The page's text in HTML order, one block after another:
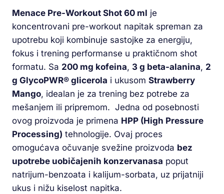
Menace Pre-Workout Shot 60 ml je
koncentrovani pre-workout napitak spreman za
upotrebu koji kombinuje sastojke za energiju,
fokus i trening performanse u praktičnom shot
formatu. Sa 200 mg kofeina, 3 g beta-alanina, 2
g GlycoPWR® glicerola i ukusom Strawberry
Mango, idealan je za trening bez potrebe za
mešanjem ili pripremom. Jedna od posebnosti
ovog proizvoda je primena HPP (High Pressure
Processing) tehnologije. Ovaj proces
omogućava očuvanje svežine proizvoda bez
upotrebe uobičajenih konzervanasa poput
natrijum-benzoata i kalijum-sorbata, uz prijatniji
ukus i nižu kiselost napitka.